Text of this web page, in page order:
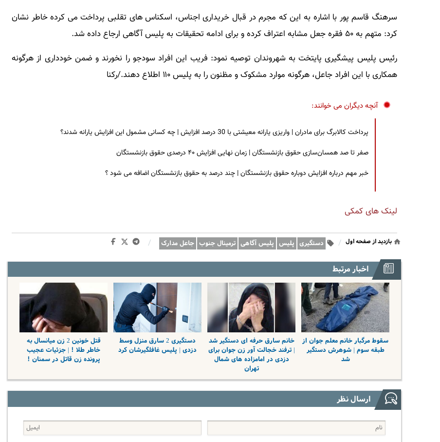
سرهنگ قاسم پور با اشاره به این که مجرم در قبال خریداری اجناس، اسکناس های تقلبی پرداخت می کرده خاطر نشان
کرد: متهم به ۵۰ فقره جعل مشابه اعتراف کرده و برای ادامه تحقیقات به پلیس آگاهی ارجاع داده شد.
رئیس پلیس پیشگیری پایتخت به شهروندان توصیه نمود: فریب این افراد سودجو را نخورند و ضمن خودداری از هرگونه
همکاری با این افراد جاعل، هرگونه موارد مشکوک و مظنون را به پلیس ۱۱۰ اطلاع دهند./رکنا
آنچه دیگران می خوانند:
پرداخت کالابرگ برای مادران | واریزی یارانه معیشتی با 30 درصد افزایش | چه کسانی مشمول این افزایش یارانه شدند؟
صفر تا صد همسان‌سازی حقوق بازنشستگان | زمان نهایی افزایش ۴۰ درصدی حقوق بازنشستگان
خبر مهم درباره افزایش دوباره حقوق بازنشستگان | چند درصد به حقوق بازنشستگان اضافه می شود ؟
لینک های کمکی
بازدید از صفحه اول / دستگیری پلیس پلیس آگاهی ترمینال جنوب جاعل مدارک /
اخبار مرتبط
سقوط مرگبار خانم معلم جوان از
طبقه سوم | شوهرش دستگیر
شد
خانم سارق حرفه ای دستگیر شد
| ترفند خجالت آور زن جوان برای
دزدی در امامزاده های شمال
تهران
دستگیری 2 سارق منزل وسط
دزدی | پلیس غافلگیرشان کرد
قتل خونین 2 زن میانسال به
خاطر طلا ! | جزئیات عجیب
پرونده زن قاتل در سمنان !
ارسال نظر